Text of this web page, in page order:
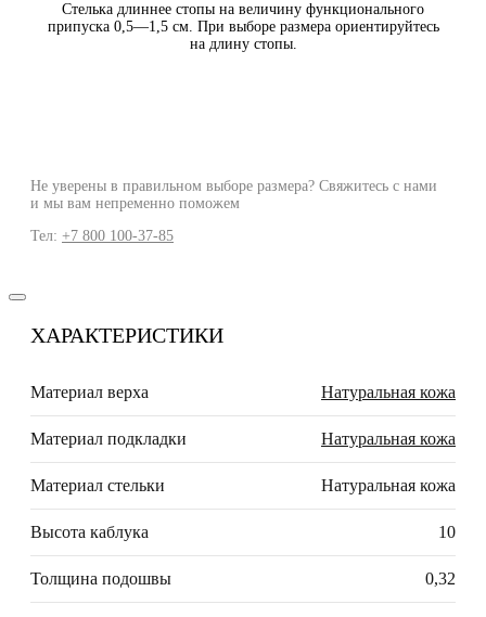
Стелька длиннее стопы на величину функционального
припуска 0,5—1,5 см. При выборе размера ориентируйтесь
на длину стопы.
Не уверены в правильном выборе размера? Свяжитесь с нами
и мы вам непременно поможем
Тел: +7 800 100-37-85
ХАРАКТЕРИСТИКИ
Материал верха Натуральная кожа
Материал подкладки Натуральная кожа
Материал стельки Натуральная кожа
Высота каблука 10
Толщина подошвы 0,32